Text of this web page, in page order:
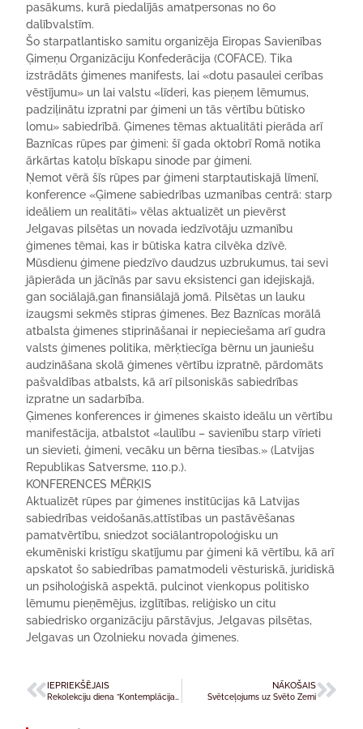
pasākums, kurā piedalījās amatpersonas no 60
dalībvalstīm.
Šo starpatlantisko samitu organizēja Eiropas Savienības
Ģimeņu Organizāciju Konfederācija (COFACE). Tika
izstrādāts ģimenes manifests, lai «dotu pasaulei cerības
vēstījumu» un lai valstu «līderi, kas pieņem lēmumus,
padziļinātu izpratni par ģimeni un tās vērtību būtisko
lomu» sabiedrībā. Ģimenes tēmas aktualitāti pierāda arī
Baznīcas rūpes par ģimeni: šī gada oktobrī Romā notika
ārkārtas katoļu bīskapu sinode par ģimeni.
Ņemot vērā šīs rūpes par ģimeni starptautiskajā līmenī,
konference «Ģimene sabiedrības uzmanības centrā: starp
ideāliem un realitāti» vēlas aktualizēt un pievērst
Jelgavas pilsētas un novada iedzīvotāju uzmanību
ģimenes tēmai, kas ir būtiska katra cilvēka dzīvē.
Mūsdienu ģimene piedzīvo daudzus uzbrukumus, tai sevi
jāpierāda un jācīnās par savu eksistenci gan idejiskajā,
gan sociālajā,gan finansiālajā jomā. Pilsētas un lauku
izaugsmi sekmēs stipras ģimenes. Bez Baznīcas morālā
atbalsta ģimenes stiprināšanai ir nepieciešama arī gudra
valsts ģimenes politika, mērķtiecīga bērnu un jauniešu
audzināšana skolā ģimenes vērtību izpratnē, pārdomāts
pašvaldības atbalsts, kā arī pilsoniskās sabiedrības
izpratne un sadarbība.
Ģimenes konferences ir ģimenes skaisto ideālu un vērtību
manifestācija, atbalstot «laulību – savienību starp vīrieti
un sievieti, ģimeni, vecāku un bērna tiesības.» (Latvijas
Republikas Satversme, 110.p.).
KONFERENCES MĒRĶIS
Aktualizēt rūpes par ģimenes institūcijas kā Latvijas
sabiedrības veidošanās,attīstības un pastāvēšanas
pamatvērtību, sniedzot sociālantropoloģisku un
ekumēniski kristīgu skatījumu par ģimeni kā vērtību, kā arī
apskatot šo sabiedrības pamatmodeli vēsturiskā, juridiskā
un psiholoģiskā aspektā, pulcinot vienkopus politisko
lēmumu pieņēmējus, izglītības, reliģisko un citu
sabiedrisko organizāciju pārstāvjus, Jelgavas pilsētas,
Jelgavas un Ozolnieku novada ģimenes.
IEPRIEKŠĒJAIS NĀKOŠAIS
Svētceļojums uz Svēto Zemi